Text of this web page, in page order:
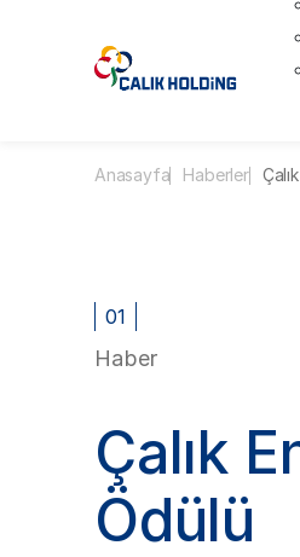
Anasayfa Haberler
01
Haber
Çalık
Ödülü